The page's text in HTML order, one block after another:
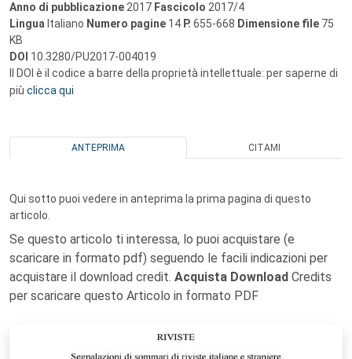
Anno di pubblicazione 2017 Fascicolo 2017/4
Lingua Italiano Numero pagine 14 P. 655-668 Dimensione file 75
KB
DOI 10.3280/PU2017-004019
Il DOI è il codice a barre della proprietà intellettuale: per saperne di
più clicca qui
ANTEPRIMA CITAMI
Qui sotto puoi vedere in anteprima la prima pagina di questo
articolo.
Se questo articolo ti interessa, lo puoi acquistare (e
scaricare in formato pdf) seguendo le facili indicazioni per
acquistare il download credit. Acquista Download Credits
per scaricare questo Articolo in formato PDF